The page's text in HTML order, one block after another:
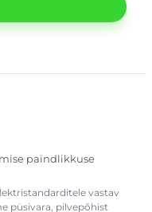
paindlikkuse
vastav
püsivara, pilvepõhist